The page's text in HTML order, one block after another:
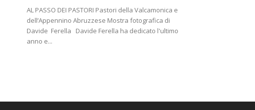
AL PASSO DEI PASTORI Pastori della Valcamonica e
dell’Appennino Abruzzese Mostra fotografica di
Davide Ferella Davide Ferella ha dedicato l'ultimo
anno e...